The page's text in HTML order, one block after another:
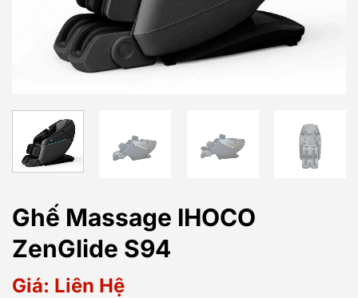
Ghế Massage IHOCO
ZenGlide S94
Giá: Liên Hệ